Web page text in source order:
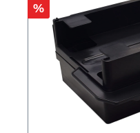
Rabatt
%